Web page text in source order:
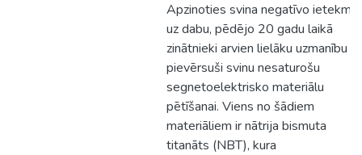
Apzinoties svina negatīvo ietekmi
uz dabu, pēdējo 20 gadu laikā
zinātnieki arvien lielāku uzmanību ir
pievērsuši svinu nesaturošu
segnetoelektrisko materiālu
pētīšanai. Viens no šādiem
materiāliem ir nātrija bismuta
titanāts (NBT), kura